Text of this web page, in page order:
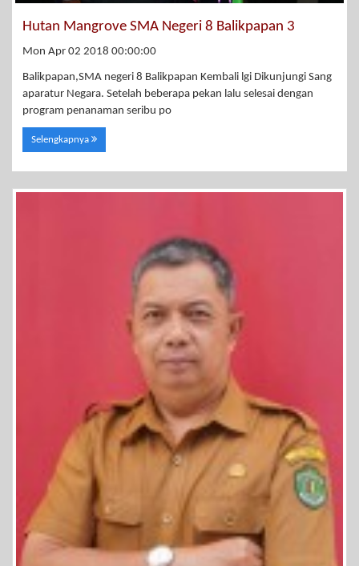
Hutan Mangrove SMA Negeri 8 Balikpapan 3
Mon Apr 02 2018 00:00:00
Balikpapan,SMA negeri 8 Balikpapan Kembali lgi Dikunjungi Sang
aparatur Negara. Setelah beberapa pekan lalu selesai dengan
program penanaman seribu po
Selengkapnya